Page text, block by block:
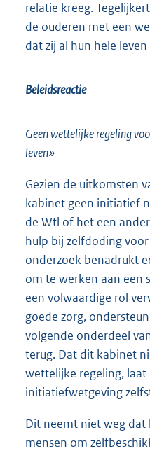
relatie kreeg.
de ouderen met een
dat zij al hun hele
Beleidsreactie
Geen wettelijke regeling
leven»
Gezien de uitkomsten
kabinet geen initiatief
de Wtl of het een
hulp bij zelfdoding
onderzoek benadrukt
om te werken aan een
een volwaardige rol
goede zorg,
volgende onderdeel
terug. Dat dit kabinet
wettelijke regeling,
initiatiefwetgeving
Dit neemt niet weg dat
mensen om